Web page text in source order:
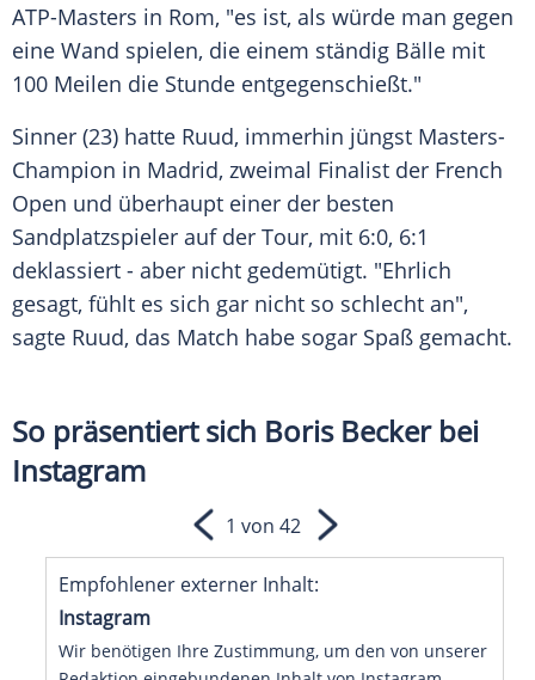
ATP-Masters in Rom, "es ist, als würde man gegen
eine Wand spielen, die einem ständig Bälle mit
100 Meilen die Stunde entgegenschießt."
Sinner (23) hatte Ruud, immerhin jüngst Masters-
Champion in Madrid, zweimal Finalist der French
Open und überhaupt einer der besten
Sandplatzspieler auf der Tour, mit 6:0, 6:1
deklassiert - aber nicht gedemütigt. "Ehrlich
gesagt, fühlt es sich gar nicht so schlecht an",
sagte Ruud, das Match habe sogar Spaß gemacht.
So präsentiert sich Boris Becker bei
Instagram
Empfohlener externer Inhalt:
Instagram
Wir benötigen Ihre Zustimmung, um den von unserer
1 von 42